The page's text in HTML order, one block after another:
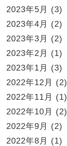
2023年5月
(3)
2023年4月
(2)
2023年3月
(2)
2023年2月
(1)
2023年1月
(3)
2022年12月
(2)
2022年11月
(1)
2022年10月
(2)
2022年9月
(2)
2022年8月
(1)